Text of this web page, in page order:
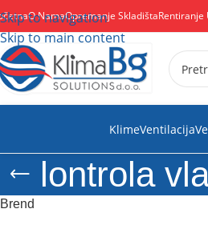
Skip to navigation
Skip to main content
O NamaOpremanje SkladištaRentiranje
KlimeVentilacija
lontrola
Brend